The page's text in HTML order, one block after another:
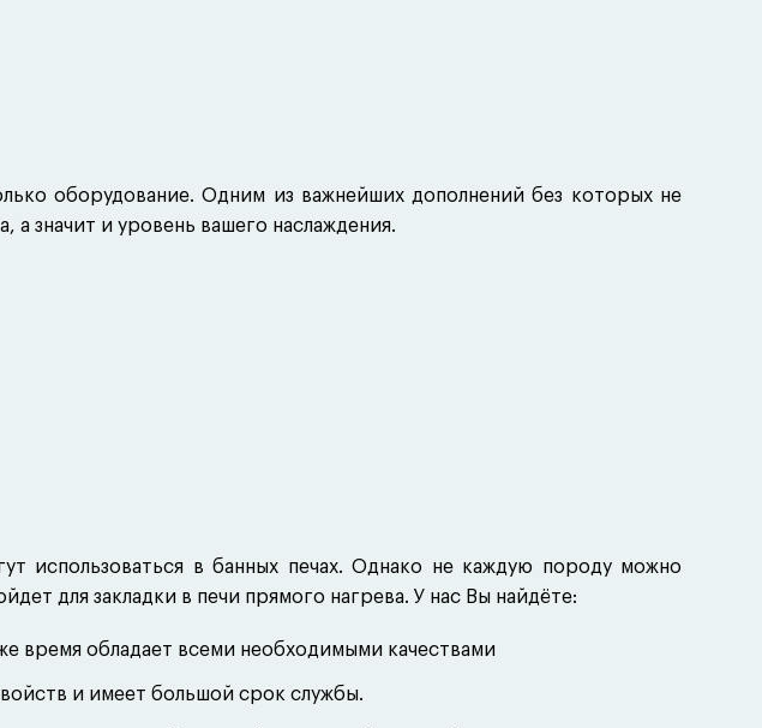
оборудование. Одним из важнейших дополнений без которых не
а значит и уровень вашего наслаждения.
использоваться в банных печах. Однако не каждую породу можно
для закладки в печи прямого нагрева. У нас Вы найдёте:
время обладает всеми необходимыми качествами
и имеет большой срок службы.